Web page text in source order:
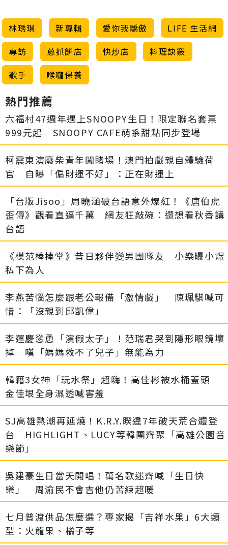
林琇琪 新專輯 愛你我驕傲
LIFE 生活網
專訪
蔥抓餅店 快炒店
料理訣竅
歌手
喉嚨保養
熱門推薦
六福村47週年遇上SNOOPY生日！限定聯名套票
999元起 SNOOPY CAFE萌系甜點同步登場
柯震東演廢柴青年闖賭場！澳門拍戲親自體驗荷
官 自曝「偏財運不好」：正在財運上
「台版Jisoo」周曉涵破台語意外爆紅！《唐伯虎
歪傳》觀看直逼千萬 網友狂敲碗：還想看秋香講
台語
《模范棒棒堂》昔日夥伴變男團隊友 小樂曝小煜
私下為人
李燕苦惱怎麼跟老公報備「激情戲」 陳珮騏喊可
惜：「沒親到邱凱偉」
李運慶慫恿「演假太子」！范瑞君哭到隱形眼鏡壞
掉 嘆「媽媽救不了兒子」無能為力
韓籍3女神「玩水祭」超嗨！高佳彬被水桶蓋頭
金佳垠全身濕透喊害羞
SJ高雄熱潮再延燒！K.R.Y.睽違7年破天荒合體登
台 HIGHLIGHT、LUCY等韓團齊聚「高雄公園音
樂節」
吳建豪生日當天開唱！萬名歌迷齊喊「生日快
樂」 周渝民不會吉他仍苦練超暖
七月普渡供品怎麼選？專家揭「吉祥水果」6大類
型：火龍果、橘子等